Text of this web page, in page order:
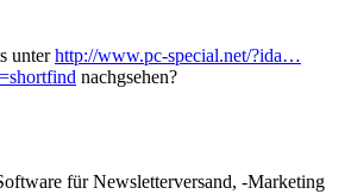
unterhttp://www.pc-special.net/?ida…
nachgsehen?
für Newsletterversand, -Marketing